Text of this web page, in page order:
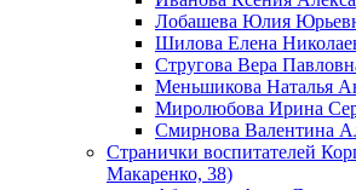
Лобашева Юлия
Шилова Елена
Стругова Вера
Меньшикова Наталья
Миролюбова Ирина
Смирнова Валентина
Странички воспитателей
Макаренко, 38)